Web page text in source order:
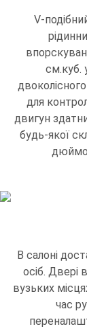
V-
см.куб.
для
двигун
будь-якої
В салоні
осіб. Двері
вузьких
час